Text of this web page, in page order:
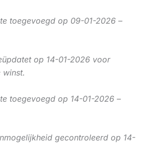
toegevoegd op 09-01-2026 –
op 14-01-2026 voor
winst.
toegevoegd op 14-01-2026 –
gecontroleerd op 14-